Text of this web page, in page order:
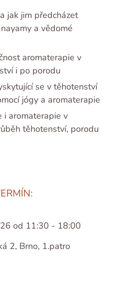
jak jim předcházet
a vědomé
aromaterapie v
i po porodu
se v těhotenství
jógy a aromaterapie
i aromaterapie v
těhotenství, porodu
od 11:30 - 18:00
2, Brno, 1.patro